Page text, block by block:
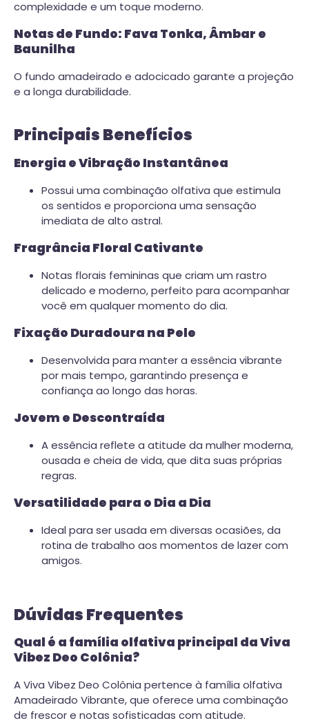
complexidade e um toque moderno.
Notas de Fundo: Fava Tonka, Âmbar e
Baunilha
O fundo amadeirado e adocicado garante a projeção
e a longa durabilidade.
Principais Benefícios
Energia e Vibração Instantânea
Possui uma combinação olfativa que estimula
os sentidos e proporciona uma sensação
imediata de alto astral.
Fragrância Floral Cativante
Notas florais femininas que criam um rastro
delicado e moderno, perfeito para acompanhar
você em qualquer momento do dia.
Fixação Duradoura na Pele
Desenvolvida para manter a essência vibrante
por mais tempo, garantindo presença e
confiança ao longo das horas.
Jovem e Descontraída
A essência reflete a atitude da mulher moderna,
ousada e cheia de vida, que dita suas próprias
regras.
Versatilidade para o Dia a Dia
Ideal para ser usada em diversas ocasiões, da
rotina de trabalho aos momentos de lazer com
amigos.
Dúvidas Frequentes
Qual é a família olfativa principal da Viva
Vibez Deo Colônia?
A Viva Vibez Deo Colônia pertence à família olfativa
Amadeirado Vibrante, que oferece uma combinação
de frescor e notas sofisticadas com atitude.